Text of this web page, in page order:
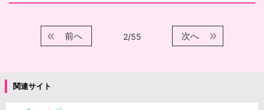
2/55
前へ 次へ
関連サイト